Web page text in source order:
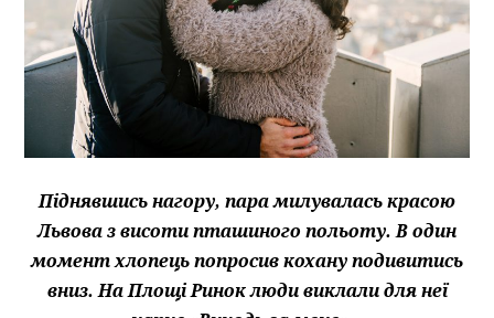
Піднявшись нагору, пара милувалась красою
Львова з висоти пташиного польоту.В один
момент хлопець попросив кохану подивитись
вниз. На Площі Ринок люди виклали для неї